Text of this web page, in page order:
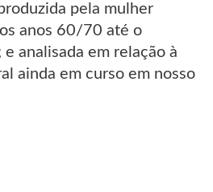
pela mulher
anos 60/70 até o
analisada em relação à
ainda em curso em nosso